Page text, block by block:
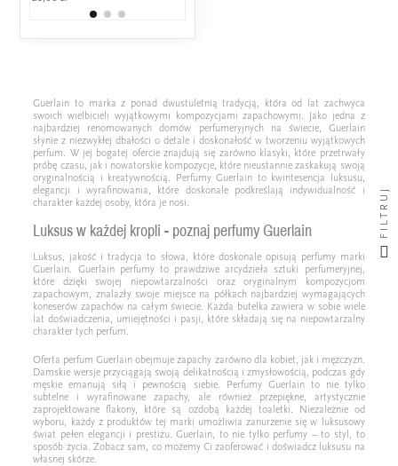
Guerlain to marka z ponad dwustuletnią tradycją, która od lat zachwyca
swoich wielbicieli wyjątkowymi kompozycjami zapachowymi. Jako jedna z
najbardziej renomowanych domów perfumeryjnych na świecie, Guerlain
słynie z niezwykłej dbałości o detale i doskonałość w tworzeniu wyjątkowych
perfum. W jej bogatej ofercie znajdują się zarówno klasyki, które przetrwały
próbę czasu, jak i nowatorskie kompozycje, które nieustannie zaskakują swoją
oryginalnością i kreatywnością. Perfumy Guerlain to kwintesencja luksusu,
elegancji i wyrafinowania, które doskonale podkreślają indywidualność i
charakter każdej osoby, która je nosi.
Luksus w każdej kropli - poznaj perfumy Guerlain
Luksus, jakość i tradycja to słowa, które doskonale opisują perfumy marki
Guerlain. Guerlain perfumy to prawdziwe arcydzieła sztuki perfumeryjnej,
które dzięki swojej niepowtarzalności oraz oryginalnym kompozycjom
zapachowym, znalazły swoje miejsce na półkach najbardziej wymagających
koneserów zapachów na całym świecie. Każda butelka zawiera w sobie wiele
lat doświadczenia, umiejętności i pasji, które składają się na niepowtarzalny
charakter tych perfum.
Oferta perfum Guerlain obejmuje zapachy zarówno dla kobiet, jak i mężczyzn.
Damskie wersje przyciągają swoją delikatnością i zmysłowością, podczas gdy
męskie emanują siłą i pewnością siebie. Perfumy Guerlain to nie tylko
subtelne i wyrafinowane zapachy, ale również przepiękne, artystycznie
zaprojektowane flakony, które są ozdobą każdej toaletki. Niezależnie od
wyboru, każdy z produktów tej marki umożliwia zanurzenie się w luksusowy
świat pełen elegancji i prestiżu. Guerlain, to nie tylko perfumy – to styl, to
sposób życia. Zobacz sam, co możemy Ci zaoferować i doświadcz luksusu na
własnej skórze.
FILTRUJ